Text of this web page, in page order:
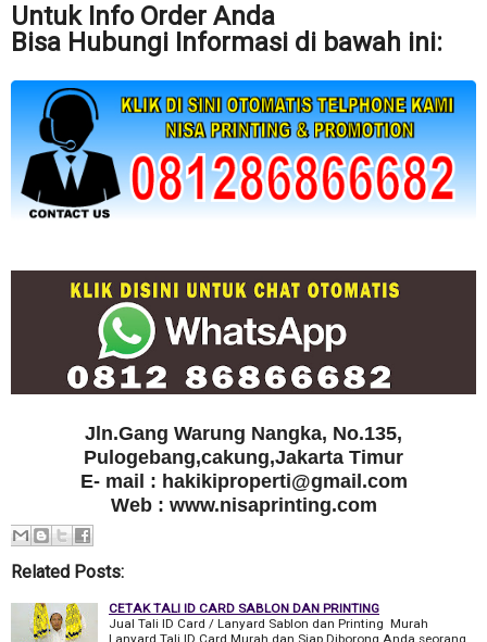
Untuk Info Order Anda
Bisa Hubungi Informasi di bawah ini:
Jln.Gang Warung Nangka, No.135,
Pulogebang,cakung,Jakarta Timur
E- mail : hakikiproperti@gmail.com
Web : www.nisaprinting.com
Related Posts:
CETAK TALI ID CARD SABLON DAN PRINTING
Jual Tali ID Card / Lanyard Sablon dan Printing Murah